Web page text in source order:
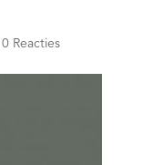
0 Reacties